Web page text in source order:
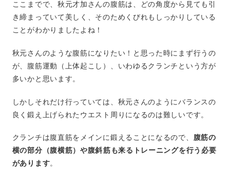
ここまでで、秋元才加さんの腹筋は、どの角度から見ても引
き締まっていて美しく、そのためくびれもしっかりしている
ことがわかりましたよね！
秋元さんのような腹筋になりたい！と思った時にまず行うの
が、腹筋運動（上体起こし）、いわゆるクランチという方が
多いかと思います。
しかしそれだけ行っていては、秋元さんのようにバランスの
良く鍛え上げられたウエスト周りになるのは難しいです。
クランチは腹直筋をメインに鍛えることになるので、 腹筋の
横の部分（腹横筋）や腹斜筋も来るトレーニングを行う必要
があります。